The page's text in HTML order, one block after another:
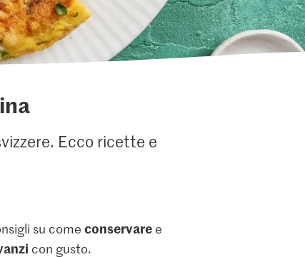
Ecco ricette e
su come conservaree
con gusto.